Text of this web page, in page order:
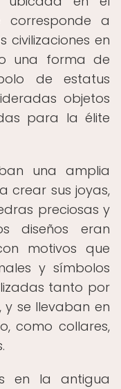
corresponde a
civilizaciones en
una forma de
de estatus
objetos
para la élite
una amplia
crear sus joyas,
preciosas y
diseños eran
motivos que
y símbolos
tanto por
y se llevaban en
como collares,
en la antigua